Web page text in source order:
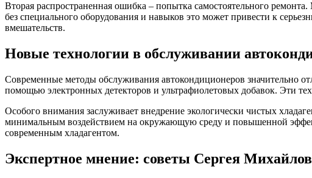
Вторая распространенная ошибка – попытка самостоятельного
без специального оборудования и навыков это может привести к
вмешательств.
Новые технологии в обслуживании
Современные методы обслуживания автокондиционеров значительно
помощью электронных детекторов и ультрафиолетовых добавок. Эти
Особого внимания заслуживает внедрение экологически чистых
минимальным воздействием на окружающую среду и повышенной
современным хладагентом.
Экспертное мнение: советы Сергея